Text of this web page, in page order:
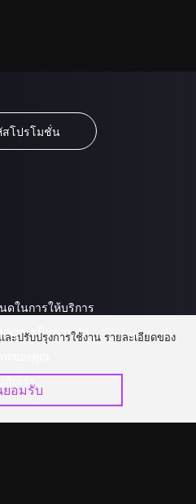
สโปรโมชั่น
ดในการให้บริการ
ความเป็นส่วนตัว
ะปรับปรุงการใช้งาน รายละเอียดของ
อมรับ